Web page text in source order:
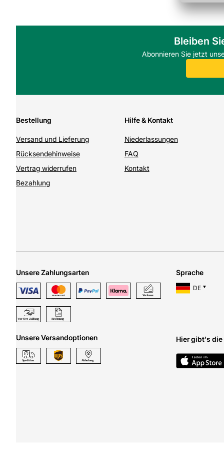
Bleiben
Abonnieren Sie jetzt
Bestellung
Versand und Lieferung
Rücksendehinweise
Vertrag widerrufen
Bezahlung
Hilfe & Kontakt
Niederlassungen
FAQ
Kontakt
Unsere Zahlungsarten
Unsere Versandoptionen
Sprache
DE
Hier gibt's